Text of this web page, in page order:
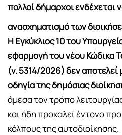
πολλοί δήμαρχοι ενδέχεται
ανασχηματισμό των
Η Εγκύκλιος 10 του
εφαρμογή του νέου Κώδικα
(ν. 5314/2026) δεν αποτελεί
οδηγία της δημόσιας
άμεσα τον τρόπο
και ήδη προκαλεί έντονο
κόλπους της αυτοδιοίκησης.